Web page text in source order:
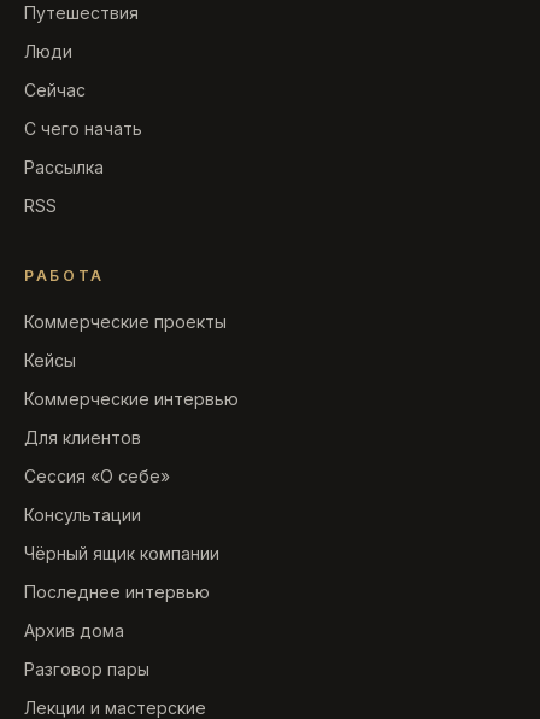
Путешествия
Люди
Сейчас
С чего начать
Рассылка
RSS
РАБОТА
Коммерческие проекты
Кейсы
Коммерческие интервью
Для клиентов
Сессия «О себе»
Консультации
Чёрный ящик компании
Последнее интервью
Архив дома
Разговор пары
Лекции и мастерские